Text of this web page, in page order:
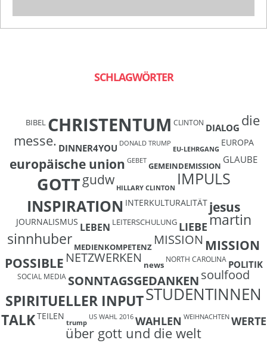
SCHLAGWÖRTER
BIBEL CHRISTENTUM CLINTON DIALOG die
messe. DINNER4YOU DONALD TRUMP
EU-LEHRGANG
EUROPA
europäische union GEBET GEMEINDEMISSION
GLAUBE
GOTTgudw HILLARY CLINTON IMPULS
INSPIRATION INTERKULTURALITÄT jesus
JOURNALISMUS LEBEN LEITERSCHULUNG LIEBEmartin
sinnhuber MEDIENKOMPETENZ MISSION MISSION
POSSIBLE NETZWERKEN news
NORTH CAROLINA POLITIK
SOCIAL MEDIA SONNTAGSGEDANKENsoulfood
SPIRITUELLER INPUTSTUDENTINNEN
TALKTEILEN
trump
US WAHL 2016 WAHLEN WEIHNACHTEN WERTE
über gott und die welt